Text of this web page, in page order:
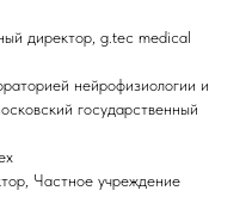
директор, g.tec medical
нейрофизиологии и
государственный
Частное учреждение